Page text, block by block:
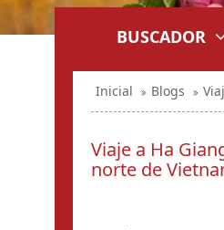
BUSCADOR
Inicial Blogs
Viaje a Ha
norte de